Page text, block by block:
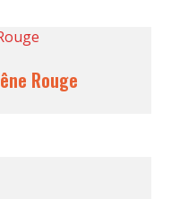
Rouge